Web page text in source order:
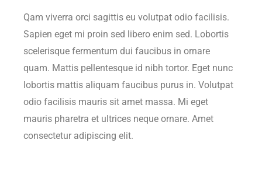
Qam viverra orci sagittis eu volutpat odio facilisis.
Sapien eget mi proin sed libero enim sed. Lobortis
scelerisque fermentum dui faucibus in ornare
quam. Mattis pellentesque id nibh tortor. Eget nunc
lobortis mattis aliquam faucibus purus in. Volutpat
odio facilisis mauris sit amet massa. Mi eget
mauris pharetra et ultrices neque ornare. Amet
consectetur adipiscing elit.